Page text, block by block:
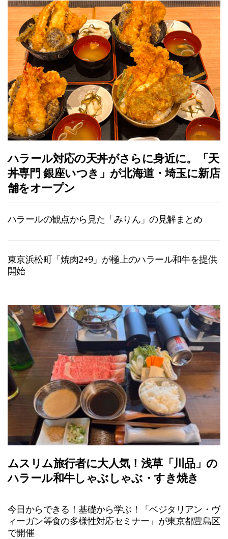
ハラール対応の天丼がさらに身近に。「天
丼専門 銀座いつき」が北海道・埼玉に新店
舗をオープン
ハラールの観点から見た「みりん」の見解まとめ
東京浜松町「焼肉2+9」が極上のハラール和牛を提供
開始
ムスリム旅行者に大人気！浅草「川品」の
ハラール和牛しゃぶしゃぶ・すき焼き
今日からできる！基礎から学ぶ！「ベジタリアン・ヴ
ィーガン等食の多様性対応セミナー」が東京都豊島区
で開催